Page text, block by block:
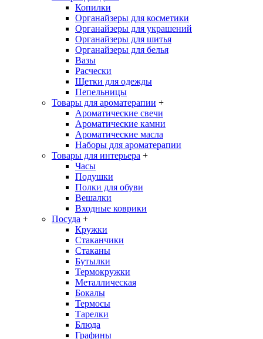
Копилки
Органайзеры для косметики
Органайзеры для украшений
Органайзеры для шитья
Органайзеры для белья
Вазы
Расчески
Щетки для одежды
Пепельницы
Товары для ароматерапии +
Ароматические свечи
Ароматические камни
Ароматические масла
Наборы для ароматерапии
Товары для интерьера +
Часы
Подушки
Полки для обуви
Вешалки
Входные коврики
Посуда +
Кружки
Стаканчики
Стаканы
Бутылки
Термокружки
Металлическая
Бокалы
Термосы
Тарелки
Блюда
Графины